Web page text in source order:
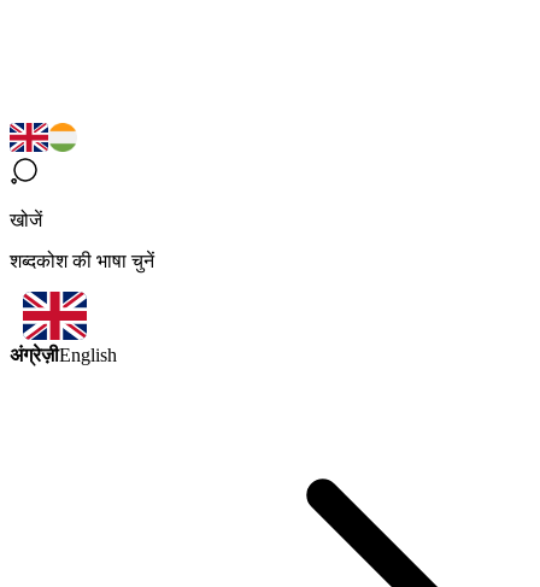
खोजें
शब्दकोश की भाषा चुनें
अंग्रेज़ीEnglish